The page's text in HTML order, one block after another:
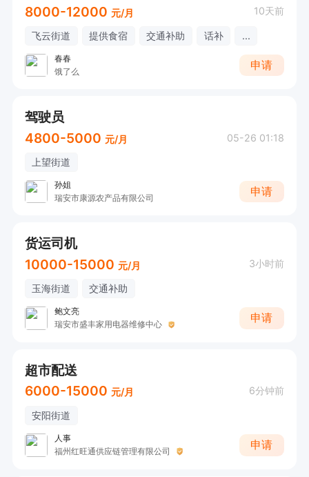
8000-12000 元/月 10天前
飞云街道 提供食宿 交通补助 话补 ...
春春
饿了么
申请
驾驶员
4800-5000 元/月 05-26 01:18
上望街道
孙姐
瑞安市康源农产品有限公司
申请
货运司机
10000-15000 元/月 3小时前
玉海街道 交通补助
鲍文亮
瑞安市盛丰家用电器维修中心
申请
超市配送
6000-15000 元/月 6分钟前
安阳街道
人事
福州红旺通供应链管理有限公司
申请